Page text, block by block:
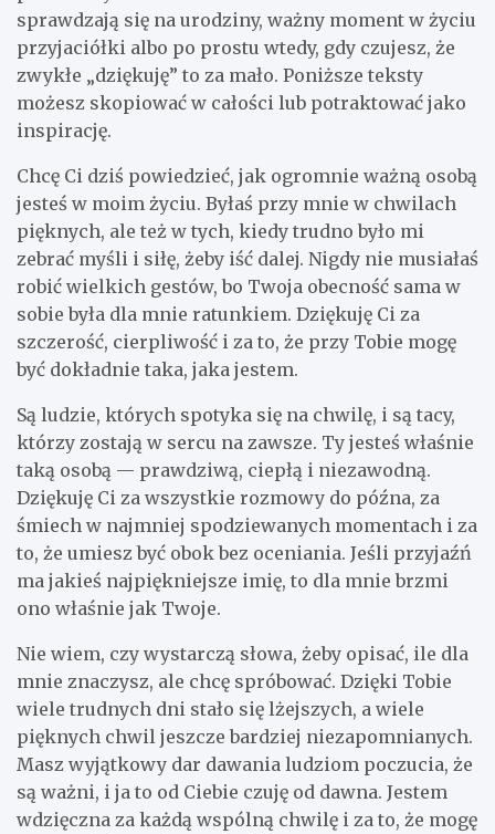
sprawdzają się na urodziny, ważny moment w życiu
przyjaciółki albo po prostu wtedy, gdy czujesz, że
zwykłe „dziękuję” to za mało. Poniższe teksty
możesz skopiować w całości lub potraktować jako
inspirację.
Chcę Ci dziś powiedzieć, jak ogromnie ważną osobą
jesteś w moim życiu. Byłaś przy mnie w chwilach
pięknych, ale też w tych, kiedy trudno było mi
zebrać myśli i siłę, żeby iść dalej. Nigdy nie musiałaś
robić wielkich gestów, bo Twoja obecność sama w
sobie była dla mnie ratunkiem. Dziękuję Ci za
szczerość, cierpliwość i za to, że przy Tobie mogę
być dokładnie taka, jaka jestem.
Są ludzie, których spotyka się na chwilę, i są tacy,
którzy zostają w sercu na zawsze. Ty jesteś właśnie
taką osobą — prawdziwą, ciepłą i niezawodną.
Dziękuję Ci za wszystkie rozmowy do późna, za
śmiech w najmniej spodziewanych momentach i za
to, że umiesz być obok bez oceniania. Jeśli przyjaźń
ma jakieś najpiękniejsze imię, to dla mnie brzmi
ono właśnie jak Twoje.
Nie wiem, czy wystarczą słowa, żeby opisać, ile dla
mnie znaczysz, ale chcę spróbować. Dzięki Tobie
wiele trudnych dni stało się lżejszych, a wiele
pięknych chwil jeszcze bardziej niezapomnianych.
Masz wyjątkowy dar dawania ludziom poczucia, że
są ważni, i ja to od Ciebie czuję od dawna. Jestem
wdzięczna za każdą wspólną chwilę i za to, że mogę